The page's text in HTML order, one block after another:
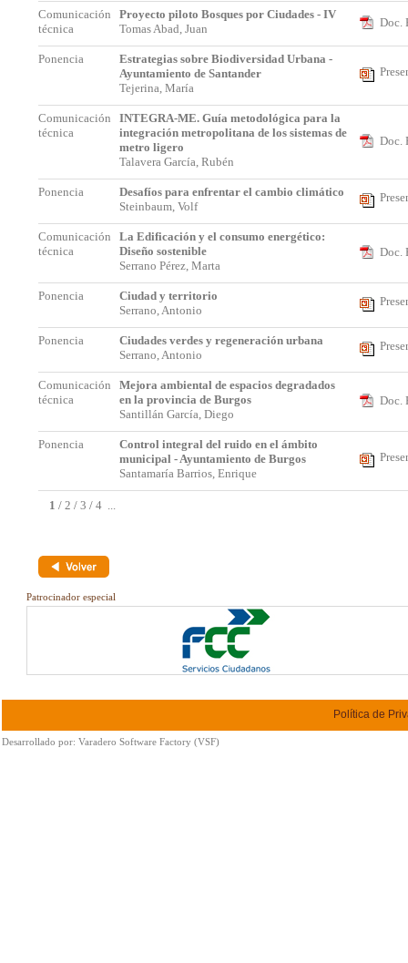
Comunicación
técnica
Proyecto piloto Bosques por Ciudades - IV
Tomas Abad, Juan
Doc.
Ponencia
Estrategias sobre Biodiversidad Urbana -
Ayuntamiento de Santander
Tejerina, María
Comunicación
técnica
INTEGRA-ME. Guía metodológica para la
integración metropolitana de los sistemas de
metro ligero
Talavera García, Rubén
Doc.
Ponencia
Desafíos para enfrentar el cambio climático
Steinbaum, Volf
Comunicación
técnica
La Edificación y el consumo energético:
Diseño sostenible
Serrano Pérez, Marta
Doc.
Ponencia
Ciudad y territorio
Serrano, Antonio
Ponencia
Ciudades verdes y regeneración urbana
Serrano, Antonio
Comunicación
técnica
Mejora ambiental de espacios degradados
en la provincia de Burgos
Santillán García, Diego
Doc.
Ponencia
Control integral del ruido en el ámbito
municipal - Ayuntamiento de Burgos
Santamaría Barrios, Enrique
1 / 2 / 3 / 4 ...
Patrocinador especial
Política de
Desarrollado por: Varadero Software Factory (VSF)